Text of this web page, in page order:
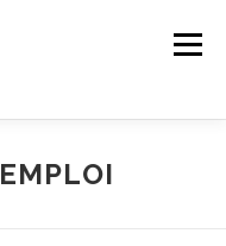
Menu
EMPLOI